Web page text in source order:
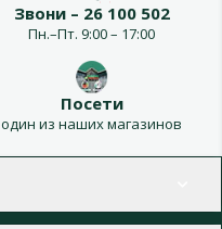
Звони – 26 100 502
Пн.–Пт. 9:00 – 17:00
Посети
один из наших магазинов